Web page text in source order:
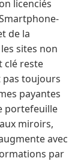
licenciés
de la
sites non
clé reste
pas toujours
payantes
portefeuille
miroirs,
avec
par